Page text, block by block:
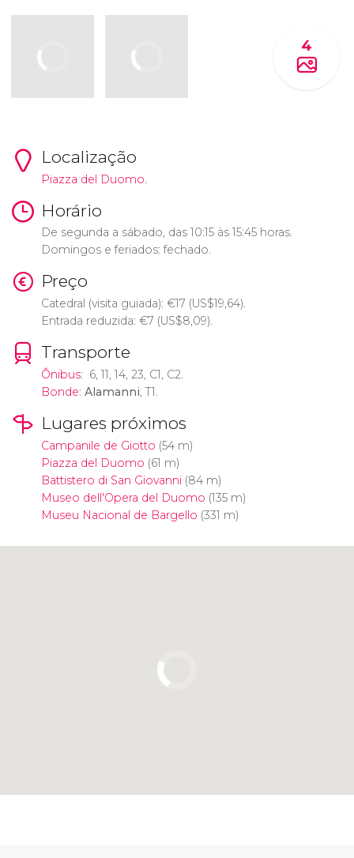
4
Localização
Piazza del Duomo.
Horário
De segunda a sábado, das 10:15 às 15:45 horas.
Domingos e feriados: fechado.
Preço
Catedral (visita guiada): €17 (US$19,64).
Entrada reduzida: €7 (US$8,09).
Transporte
Ônibus: 6, 11, 14, 23, C1, C2.
Bonde: Alamanni, T1.
Lugares próximos
Campanile de Giotto (54 m)
Piazza del Duomo (61 m)
Battistero di San Giovanni(84 m)
Museo dell'Opera del Duomo (135 m)
Museu Nacional de Bargello (331 m)